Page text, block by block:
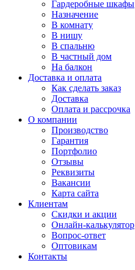
Гардеробные шкафы
Назначение
В комнату
В нишу
В спальню
В частный дом
На балкон
Доставка и оплата
Как сделать заказ
Доставка
Оплата и рассрочка
О компании
Производство
Гарантия
Портфолио
Отзывы
Реквизиты
Вакансии
Карта сайта
Клиентам
Скидки и акции
Онлайн-калькулятор
Вопрос-ответ
Оптовикам
Контакты